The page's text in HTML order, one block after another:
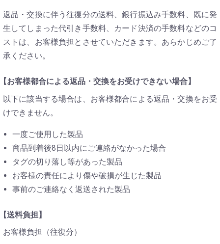
返品・交換に伴う往復分の送料、銀行振込み手数料、既に発
生してしまった代引き手数料、カード決済の手数料などのコ
ストは、お客様負担とさせていただきます。あらかじめご了
承ください。
お客様都合による返品・交換をお受けできない場合】
以下に該当する場合は、お客様都合による返品・交換をお受
けできません。
一度ご使用した製品
商品到着後8日以内にご連絡がなかった場合
タグの切り落し等があった製品
お客様の責任により傷や破損が生じた製品
事前のご連絡なく返送された製品
送料負担】
お客様負担（往復分）